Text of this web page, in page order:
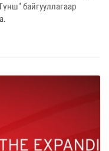
байгууллагаар